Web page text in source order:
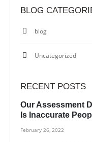
BLOG
blog
Uncategorized
RECENT POSTS
Our Assessment
Is Inaccurate
February 26, 2022